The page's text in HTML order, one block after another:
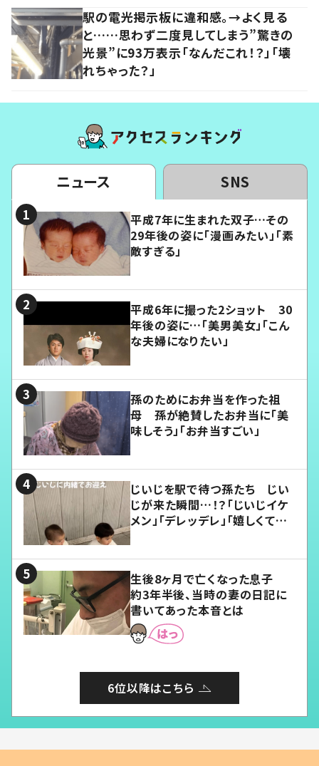
駅の電光掲示板に違和感。→よく見る
と……思わず二度見してしまう”驚きの
光景”に93万表示「なんだこれ！？」「壊
れちゃった？」
ニュース SNS
平成7年に生まれた双子…その
29年後の姿に「漫画みたい」「素
敵すぎる」
平成6年に撮った2ショット 30
年後の姿に…「美男美女」「こん
な夫婦になりたい」
孫のためにお弁当を作った祖
母 孫が絶賛したお弁当に「美
味しそう」「お弁当すごい」
じいじを駅で待つ孫たち じい
じが来た瞬間…！？「じいじイケ
メン」「デレッデレ」「嬉しくて可
生後8ヶ月で亡くなった息子
約3年半後、当時の妻の日記に
書いてあった本音とは
6位以降はこちら